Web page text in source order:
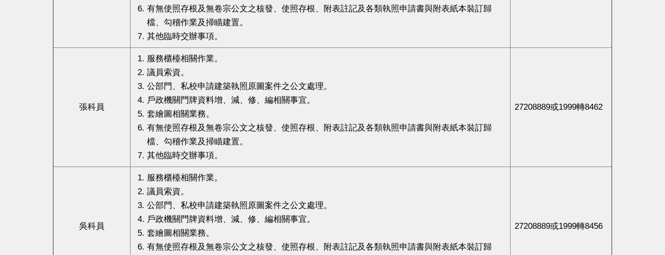
有無使照存根及無卷宗公文之核發、使照存根、附表註記及各類執照申請書與附表紙本裝訂歸
檔、勾稽作業及掃瞄建置。
其他臨時交辦事項。
張科員
服務櫃檯相關作業。
議員索資。
公部門、私校申請建築執照原圖案件之公文處理。
戶政機關門牌資料增、減、修、編相關事宜。
套繪圖相關業務。
有無使照存根及無卷宗公文之核發、使照存根、附表註記及各類執照申請書與附表紙本裝訂歸
檔、勾稽作業及掃瞄建置。
其他臨時交辦事項。
27208889或1999轉8462
吳科員
服務櫃檯相關作業。
議員索資。
公部門、私校申請建築執照原圖案件之公文處理。
戶政機關門牌資料增、減、修、編相關事宜。
套繪圖相關業務。
有無使照存根及無卷宗公文之核發、使照存根、附表註記及各類執照申請書與附表紙本裝訂歸
27208889或1999轉8456